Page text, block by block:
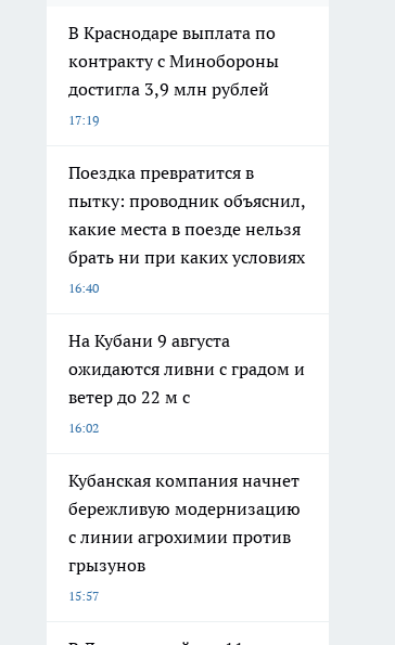
В Краснодаре выплата по
контракту с Минобороны
достигла 3,9 млн рублей
17:19
Поездка превратится в
пытку: проводник объяснил,
какие места в поезде нельзя
брать ни при каких условиях
16:40
На Кубани 9 августа
ожидаются ливни с градом и
ветер до 22 м с
16:02
Кубанская компания начнет
бережливую модернизацию
с линии агрохимии против
грызунов
15:57